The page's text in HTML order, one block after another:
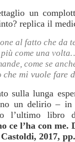
un
replica il
al fatto che da
come una
come se
che mi vuole fare
sulla lunga
un delirio – in
l’ultimo libro
ce l’ha con me.
2017,